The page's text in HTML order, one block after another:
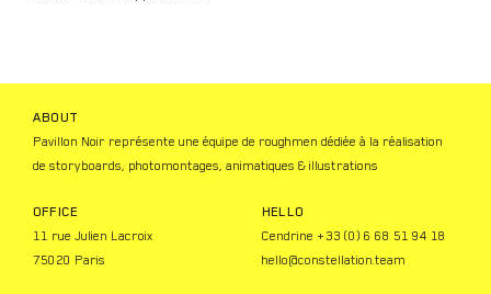
ABOUT
Pavillon Noir représente une équipe de roughmen dédiée à la réalisation
de storyboards, photomontages, animatiques & illustrations
OFFICE
11 rue Julien Lacroix
75020 Paris
HELLO
Cendrine +33 (0) 6 68 51 94 18
hello@constellation.team